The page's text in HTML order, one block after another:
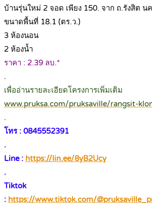
บ้านรุ่นใหม่ 2 จอด เพียง 150. จาก ถ.รังสิต น
ขนาดพื้นที่ 18.1 (ตร.ว.)
3 ห้องนอน
2 ห้องน้ำ
ราคา : 2.39 ลบ.*
.
เพื่ออ่านรายละเอียดโครงการเพิ่มเติม
www.pruksa.com/pruksaville/rangsit-
.
โทร : 0845552391
.
Line : https://lin.ee/8yB2Ucy
.
Tiktok
: https://www.tiktok.com/